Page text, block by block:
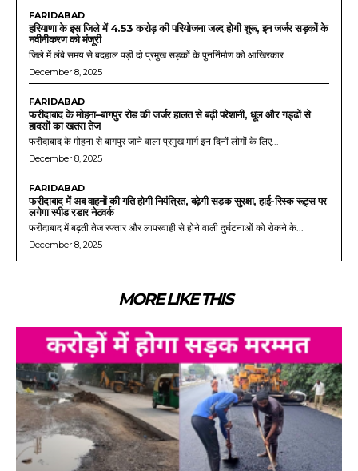
FARIDABAD
हरियाणा के इस जिले में 4.53 करोड़ की परियोजना जल्द होगी शुरू, इन जर्जर सड़कों के
नवीनीकरण को मंजूरी
जिले में लंबे समय से बदहाल पड़ी दो प्रमुख सड़कों के पुनर्निर्माण को आखिरकार...
December 8, 2025
FARIDABAD
फरीदाबाद के मोहना–बागपुर रोड की जर्जर हालत से बढ़ी परेशानी, धूल और गड्ढों से
हादसों का खतरा तेज
फरीदाबाद के मोहना से बागपुर जाने वाला प्रमुख मार्ग इन दिनों लोगों के लिए...
December 8, 2025
FARIDABAD
फरीदाबाद में अब वाहनों की गति होगी नियंत्रित, बढ़ेगी सड़क सुरक्षा, हाई-रिस्क रूट्स पर
लगेगा स्पीड रडार नेटवर्क
फरीदाबाद में बढ़ती तेज रफ्तार और लापरवाही से होने वाली दुर्घटनाओं को रोकने के...
December 8, 2025
MORE LIKE THIS